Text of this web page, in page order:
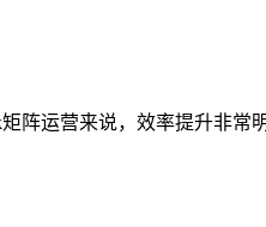
阵运营来说，效率提升非常明